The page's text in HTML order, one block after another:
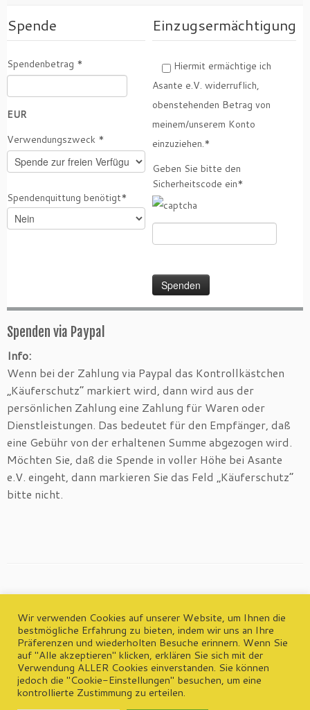
Spende
Spendenbetrag *
EUR
Verwendungszweck *
Spendenquittung benötigt*
Einzugsermächtigung
Hiermit ermächtige ich
Asante e.V. widerruflich,
obenstehenden Betrag von
meinem/unserem Konto
einzuziehen.*
Geben Sie bitte den
Sicherheitscode ein*
Spenden via Paypal
Info:
Wenn bei der Zahlung via Paypal das Kontrollkästchen
„Käuferschutz“ markiert wird, dann wird aus der
persönlichen Zahlung eine Zahlung für Waren oder
Dienstleistungen. Das bedeutet für den Empfänger, daß
eine Gebühr von der erhaltenen Summe abgezogen wird.
Möchten Sie, daß die Spende in voller Höhe bei Asante
e.V. eingeht, dann markieren Sie das Feld „Käuferschutz“
bitte nicht.
wp-admin
Kontakt | Impressum | Datenschutzerklärung
Wir verwenden Cookies auf unserer Website, um Ihnen die
bestmögliche Erfahrung zu bieten, indem wir uns an Ihre
Präferenzen und wiederholten Besuche erinnern. Wenn Sie
auf "Alle akzeptieren" klicken, erklären Sie sich mit der
Verwendung ALLER Cookies einverstanden. Sie können
jedoch die "Cookie-Einstellungen" besuchen, um eine
kontrollierte Zustimmung zu erteilen.